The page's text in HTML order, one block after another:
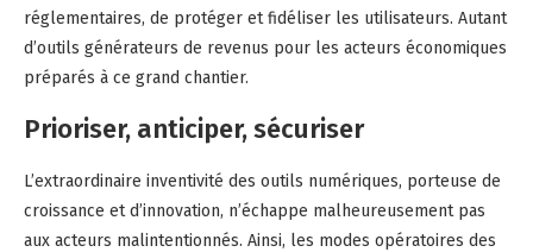
réglementaires, de protéger et fidéliser les utilisateurs. Autant
d’outils générateurs de revenus pour les acteurs économiques
préparés à ce grand chantier.
Prioriser, anticiper, sécuriser
L’extraordinaire inventivité des outils numériques, porteuse de
croissance et d’innovation, n’échappe malheureusement pas
aux acteurs malintentionnés. Ainsi, les modes opératoires des